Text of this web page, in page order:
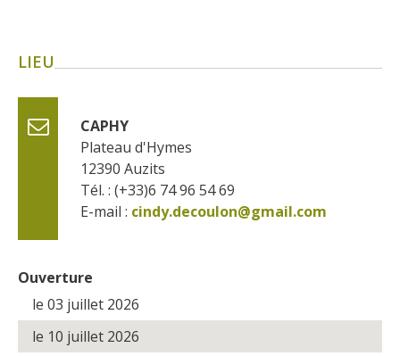
Les villages de caractère
Le Pays des Bastides du
Rouergue
Les Villes et Pays d'art et
d'histoire
De la vallée du Lot au pays
l'UNESCO
LIEU
CAPHY
Plateau d'Hymes
12390 Auzits
Tél. : (+33)6 74 96 54 69
E-mail : cindy.decoulon@gmail.com
Ouverture
le 03 juillet 2026
le 10 juillet 2026